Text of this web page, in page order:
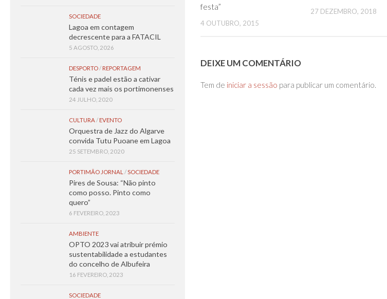
festa”
4 OUTUBRO, 2015
27 DEZEMBRO, 2018
DEIXE UM COMENTÁRIO
Tem de iniciar a sessão para publicar um comentário.
SOCIEDADE
Lagoa em contagem
decrescente para a FATACIL
5 AGOSTO, 2026
DESPORTO/ REPORTAGEM
Ténis e padel estão a cativar
cada vez mais os portimonenses
24 JULHO, 2020
CULTURA/ EVENTO
Orquestra de Jazz do Algarve
convida Tutu Puoane em Lagoa
25 SETEMBRO, 2020
PORTIMÃO JORNAL /SOCIEDADE
Pires de Sousa: “Não pinto
como posso. Pinto como
quero”
6 FEVEREIRO, 2023
AMBIENTE
OPTO 2023 vai atribuir prémio
sustentabilidade a estudantes
do concelho de Albufeira
16 FEVEREIRO, 2023
SOCIEDADE